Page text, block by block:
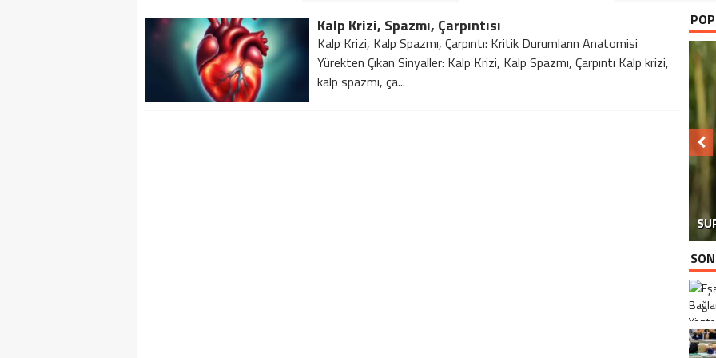
Kalp Krizi, Spazmı, Çarpıntısı
Kalp Krizi, Kalp Spazmı, Çarpıntı: Kritik Durumların Anatomisi
Yürekten Çıkan Sinyaller: Kalp Krizi, Kalp Spazmı, Çarpıntı Kalp krizi,
kalp spazmı, ça...